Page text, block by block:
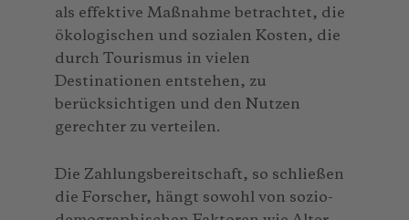
als effektive Maßnahme betrachtet, die
ökologischen und sozialen Kosten, die
durch Tourismus in vielen
Destinationen entstehen, zu
berücksichtigen und den Nutzen
gerechter zu verteilen.
Die Zahlungsbereitschaft, so schließen
die Forscher, hängt sowohl von sozio-